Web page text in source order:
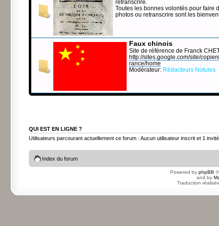
retranscrire.
Toutes les bonnes volontés pour faire
photos ou retranscrire sont les
Faux chinois
Site de référence de Franck
http://sites.google.com/site/
rance/home
Modérateur: Rédacteurs Notules
QUI EST EN LIGNE ?
Utilisateurs parcourant actuellement ce forum : Aucun utilisateur inscrit et 1 invité
Index du forum
Powered by phpBB
and by
Traduction